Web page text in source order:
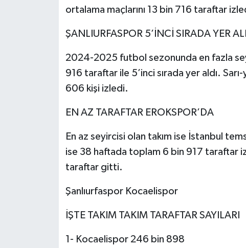
ortalama maçlarını 13 bin 716 taraftar
ŞANLIURFASPOR 5’İNCİ SIRADA YER
2024-2025 futbol sezonunda en fazla
916 taraftar ile 5’inci sırada yer aldı.
606 kişi izledi.
EN AZ TARAFTAR EROKSPOR’DA
En az seyircisi olan takım ise İstanbul
ise 38 haftada toplam 6 bin 917 taraftar
taraftar gitti.
Şanlıurfaspor Kocaelispor
İŞTE TAKIM TAKIM TARAFTAR SAYILARI
1- Kocaelispor 246 bin 898